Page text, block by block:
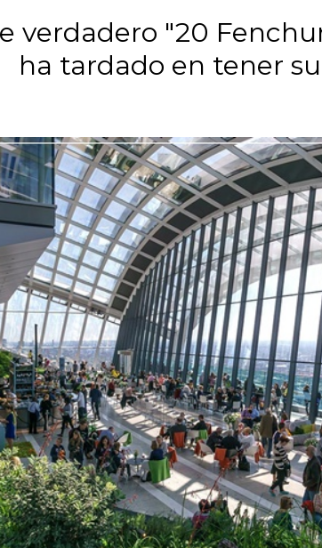
verdadero "20
ha tardado en tener